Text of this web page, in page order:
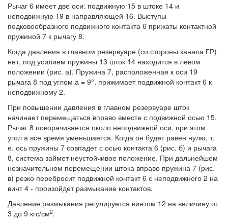
Рычаг 6 имеет две оси: подвижную 15 в штоке 14 и
неподвижную 19 в направляющей 16. Выступы
подковообразного подвижного контакта 6 прижаты контактной
пружиной 7 к рычагу 8.
Когда давления в главном резервуаре (со стороны канала ГР)
нет, под усилием пружины 13 шток 14 находится в левом
положении (рис. а). Пружина 7, расположенная к оси 19
рычага 8 под углом а = 9°, прижимает подвижной контакт 6 к
неподвижному 2.
При повышении давления в главном резервуаре шток
начинает перемещаться вправо вместе с подвижной осью 15.
Рычаг 8 поворачивается около неподвижной оси, при этом
угол а все время уменьшается. Когда он будет равен нулю, т.
е. ось пружины 7 совпадет с осью контакта 6 (рис. б) и рычага
8, система займет неустойчивое положение. При дальнейшем
незначительном перемещении штока вправо пружина 7 (рис.
в) резко перебросит подвижной контакт 6 с неподвижного 2 на
винт 4 - произойдет размыкание контактов.
Давление размыкания регулируется винтом 12 на величину от
3 до 9 кгс/см2.